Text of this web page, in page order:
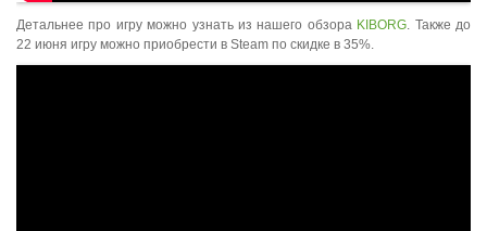
Детальнее про игру можно узнать из нашего обзора KIBORG. Также до
22 июня игру можно приобрести в Steam по скидке в 35%.